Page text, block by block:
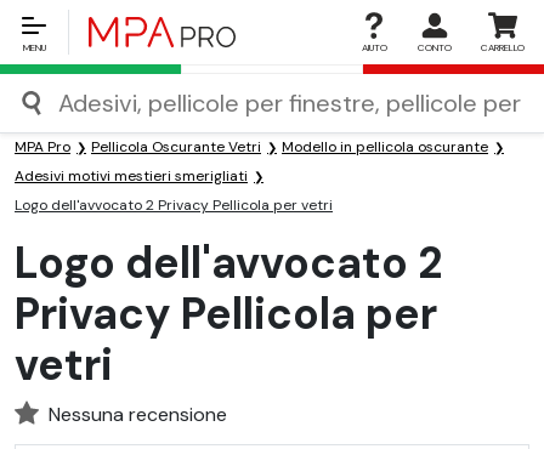
MENU AIUTO CONTO CARRELLO
MPA Pro Pellicola Oscurante Vetri
Modello in pellicola oscurante
Adesivi motivi mestieri smerigliati
Logo dell'avvocato 2 Privacy Pellicola per vetri
Logo dell'avvocato 2
Privacy Pellicola per
vetri
Nessuna recensione